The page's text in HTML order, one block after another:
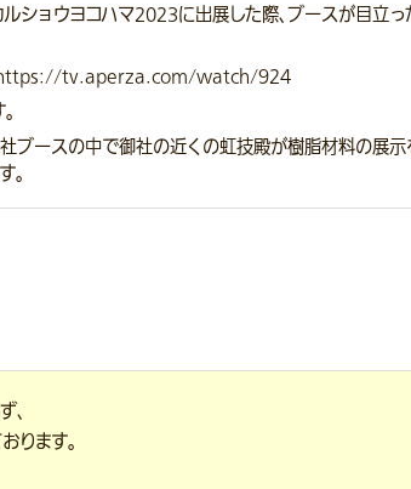
ルショウヨコハマ2023に出展した際、ブースが目
https://tv.aperza.com/watch/924
ブースの中で御社の近くの虹技殿が樹脂材料の展示
。
、
ります。